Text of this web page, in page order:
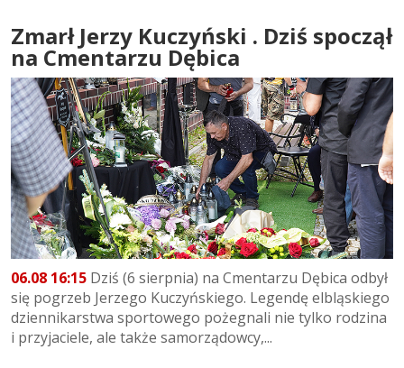
Zmarł Jerzy Kuczyński . Dziś spoczął
na Cmentarzu Dębica
06.08 16:15 Dziś (6 sierpnia) na Cmentarzu Dębica odbył
się pogrzeb Jerzego Kuczyńskiego. Legendę elbląskiego
dziennikarstwa sportowego pożegnali nie tylko rodzina
i przyjaciele, ale także samorządowcy,...